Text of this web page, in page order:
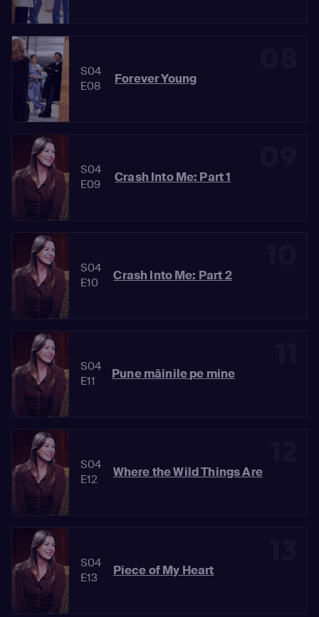
S04
E08
Forever Young
S04
E09
Crash Into Me: Part 1
S04
E10
Crash Into Me: Part 2
S04
E11
Pune mâinile pe mine
S04
E12
Where the Wild Things Are
S04
E13
Piece of My Heart